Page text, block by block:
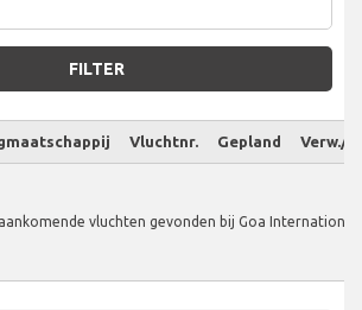
FILTER
Vluchtnr. Gepland Verw./
vluchten gevonden bij Goa